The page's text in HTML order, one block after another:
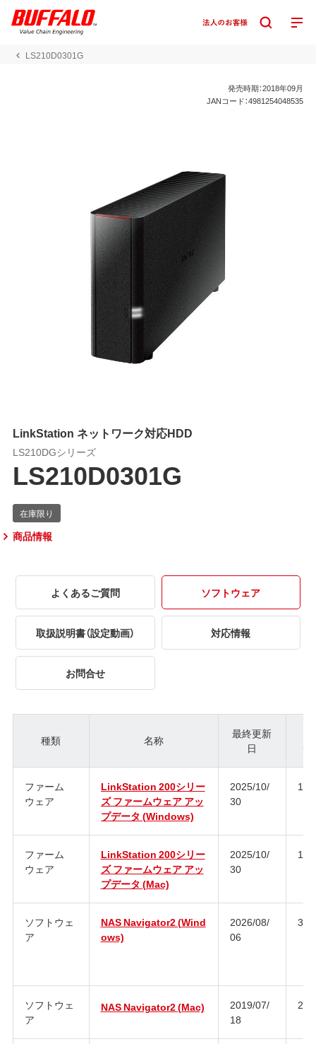
LS210D0301G
発売時期：2018年09月
JANコード：4981254048535
LinkStation ネットワーク対応HDD
LS210DGシリーズ
LS210D0301G
商品情報
よくあるご質問 ソフトウェア
取扱説明書（設定動画） 対応情報
お問合せ
種類 名称
最終更新
日
ジ
ファーム
ウェア
LinkStation 200シリー
ズ ファームウェア アッ
プデータ (Windows)
2025/10/
30
ファーム
ウェア
LinkStation 200シリー
ズ ファームウェア アッ
プデータ (Mac)
2025/10/
30
ソフトウェ
ア
NAS Navigator2 (Wind
ows)
2026/08/
06
ソフトウェ
ア
NAS Navigator2 (Mac)
2019/07/
18